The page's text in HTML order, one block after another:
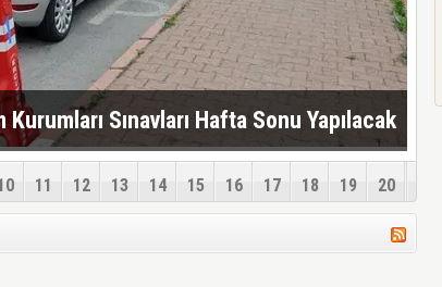
Sınavları Hafta Sonu Yapılacak
11 12 13 14 15 16 17 18 19 20